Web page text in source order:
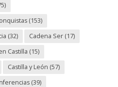
(153)
(32) Cadena Ser(17)
Castilla (15)
Castilla y León (57)
(39)